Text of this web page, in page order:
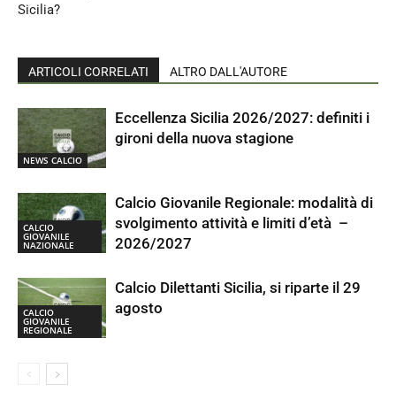
Sicilia?
ARTICOLI CORRELATI ALTRO DALL'AUTORE
NEWS CALCIO
Eccellenza Sicilia 2026/2027: definiti i
gironi della nuova stagione
CALCIO
GIOVANILE
NAZIONALE
Calcio Giovanile Regionale: modalità di
svolgimento attività e limiti d’età –
2026/2027
CALCIO
GIOVANILE
REGIONALE
Calcio Dilettanti Sicilia, si riparte il 29
agosto